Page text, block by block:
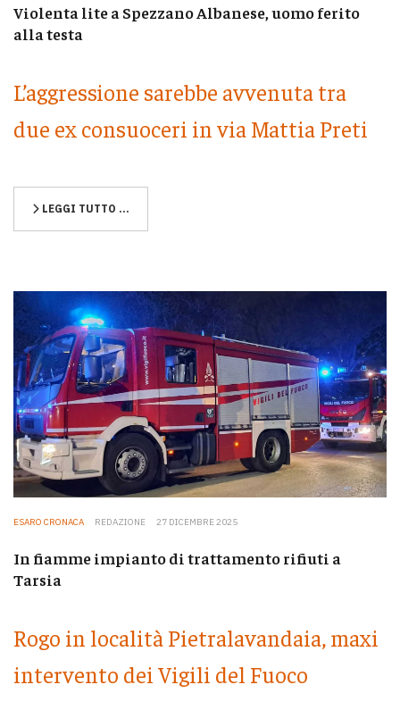
Violenta lite a Spezzano Albanese, uomo ferito
alla testa
L’aggressione sarebbe avvenuta tra
due ex consuoceri in via Mattia Preti
LEGGI TUTTO …
ESARO CRONACA REDAZIONE 27 DICEMBRE 2025
In fiamme impianto di trattamento rifiuti a
Tarsia
Rogo in località Pietralavandaia, maxi
intervento dei Vigili del Fuoco